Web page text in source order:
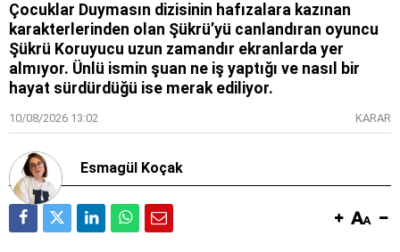
Çocuklar Duymasın dizisinin hafızalara kazınan
karakterlerinden olan Şükrü’yü canlandıran oyuncu
Şükrü Koruyucu uzun zamandır ekranlarda yer
almıyor. Ünlü ismin şuan ne iş yaptığı ve nasıl bir
hayat sürdürdüğü ise merak ediliyor.
10/08/2026 13:02 KARAR
Esmagül Koçak